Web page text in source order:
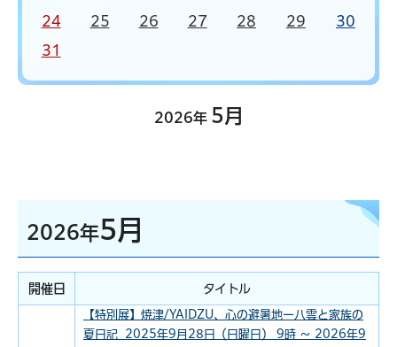
24 25 26 27 28 29 30
31
2026年 5月
2026年5月
開催日 タイトル
【特別展】焼津/YAIDZU、心の避暑地ー八雲と家族の
夏日記 2025年9月28日（日曜日） 9時 ～ 2026年9